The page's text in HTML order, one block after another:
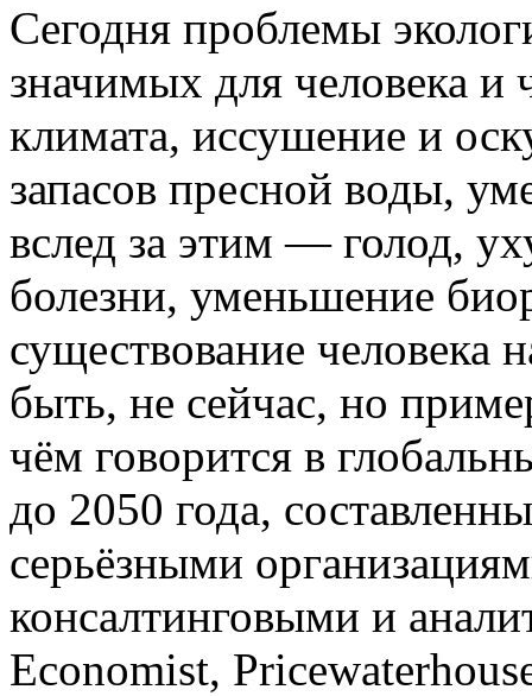
Сегодня проблемы
значимых для человека и
климата, иссушение и
запасов пресной воды,
вслед за этим — голод,
болезни, уменьшение
существование человека
быть, не сейчас, но
чём говорится в
до 2050 года,
серьёзными
консалтинговыми и
Economist,